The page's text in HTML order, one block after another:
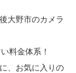
大野市のカメラ
料金体系！
、お気に入りの